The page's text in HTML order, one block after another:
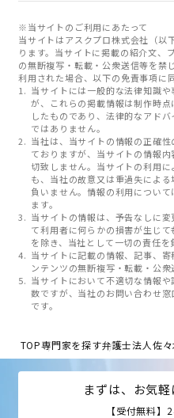
※当サイトのご利用にあたって
当サイトはアスクプロ株式会社（以
ります。当サイトに掲載の紹介文、
の無断複写・転載・公衆送信等を禁
利用された場合、以下の免責事項に
当サイトには一般的な法律知識
が、これらの掲載情報は制作時
したものであり、法律的なアド
ではありません。
当社は、当サイトの情報の正確
ておりますが、当サイトの情報
切致しません。当サイトの利用
も、当社の故意又は重過失によ
負いません。情報の利用につい
ます。
当サイトの情報は、予告なしに
て利用者に何らかの損害が生じ
を除き、当社として一切の責任を
当サイトに記載の情報、記事、
ンテンツの無断複写・転載・公衆
当サイトにおいて不適切な情報
数ですが、当社のお問い合わせ
です。
TOP専門家を探す弁護士法人佐
まずは、お気
【受付無料